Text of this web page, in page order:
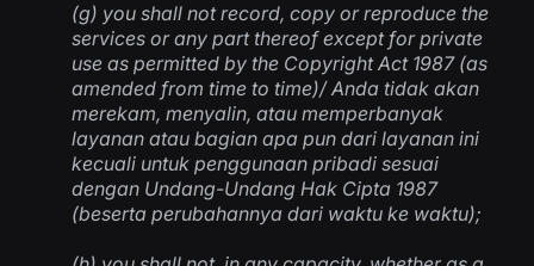
(g) you shall not record, copy or reproduce the
services or any part thereof except for private
use as permitted by the Copyright Act 1987 (as
amended from time to time)/Anda tidak akan
merekam, menyalin, atau memperbanyak
layanan atau bagian apa pun dari layanan ini
kecuali untuk penggunaan pribadi sesuai
dengan Undang-Undang Hak Cipta 1987
(beserta perubahannya dari waktu ke waktu);